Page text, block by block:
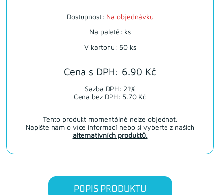
Cena s DPH: 6.90 Kč
Sazba DPH: 21%
Cena bez DPH: 5.70 Kč
Dostupnost: Na objednávku
Na paletě: ks
V kartonu: 50 ks
Tento produkt momentálně nelze objednat.
Napište nám o více informací nebo si vyberte z našich
alternativních produktů.
POPIS PRODUKTU